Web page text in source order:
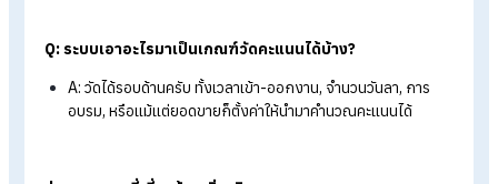
เฉพาะ ด้วยฟีเจอร์ KPI Profile ที่ช่วยเก็บข้อมูลผลงานของพนักง
แบบ Excel หรือ PDF ช่วยให้ฝ่าย HR ประเมินโบนัสสิ้นปีได้ง่ายขึ้น
แม่นยำ และประหยัดเวลามากกว่าเดิม